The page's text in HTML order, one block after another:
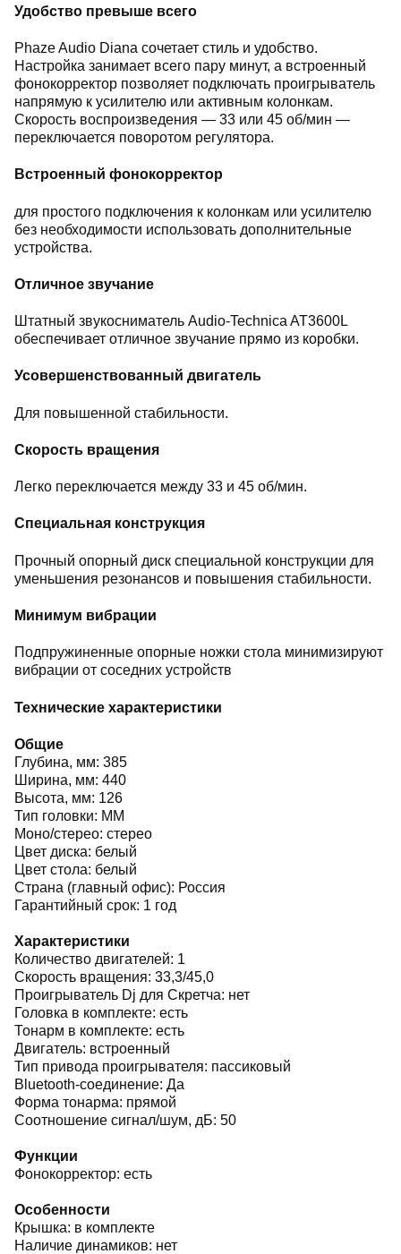
Удобство превыше всего
Phaze Audio Diana сочетает стиль и удобство.
Настройка занимает всего пару минут, а встроенный
фонокорректор позволяет подключать проигрыватель
напрямую к усилителю или активным колонкам.
Скорость воспроизведения — 33 или 45 об/мин —
переключается поворотом регулятора.
Встроенный фонокорректор
для простого подключения к колонкам или усилителю
без необходимости использовать дополнительные
устройства.
Отличное звучание
Штатный звукосниматель Audio-Technica AT3600L
обеспечивает отличное звучание прямо из коробки.
Усовершенствованный двигатель
Для повышенной стабильности.
Скорость вращения
Легко переключается между 33 и 45 об/мин.
Специальная конструкция
Прочный опорный диск специальной конструкции для
уменьшения резонансов и повышения стабильности.
Минимум вибрации
Подпружиненные опорные ножки стола минимизируют
вибрации от соседних устройств
Технические характеристики
Общие
Глубина, мм: 385
Ширина, мм: 440
Высота, мм: 126
Тип головки: MM
Моно/стерео: стерео
Цвет диска: белый
Цвет стола: белый
Страна (главный офис): Россия
Гарантийный срок: 1 год
Характеристики
Количество двигателей: 1
Скорость вращения: 33,3/45,0
Проигрыватель Dj для Скретча: нет
Головка в комплекте: есть
Тонарм в комплекте: есть
Двигатель: встроенный
Тип привода проигрывателя: пассиковый
Bluetooth-соединение: Да
Форма тонарма: прямой
Соотношение сигнал/шум, дБ: 50
Функции
Фонокорректор: есть
Особенности
Крышка: в комплекте
Наличие динамиков: нет